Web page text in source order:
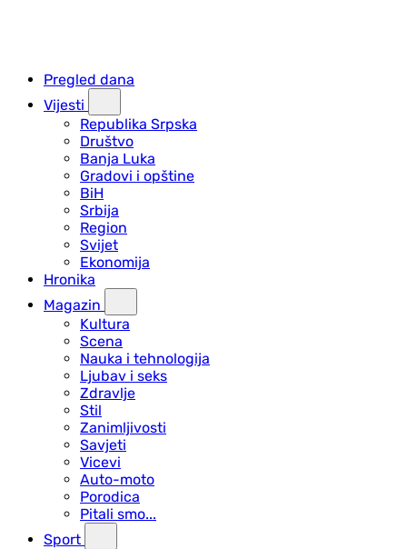
Pregled dana
Vijesti
Republika Srpska
Društvo
Banja Luka
Gradovi i opštine
BiH
Srbija
Region
Svijet
Ekonomija
Hronika
Magazin
Kultura
Scena
Nauka i tehnologija
Ljubav i seks
Zdravlje
Stil
Zanimljivosti
Savjeti
Vicevi
Auto-moto
Porodica
Pitali smo...
Sport